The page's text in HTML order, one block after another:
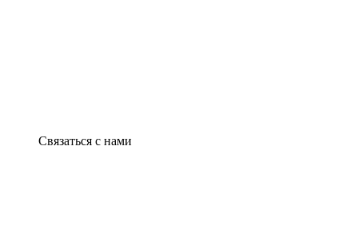
Связаться с нами